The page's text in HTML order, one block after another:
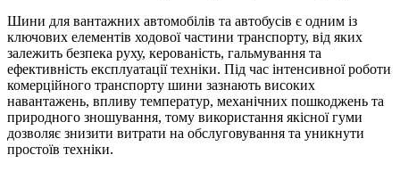
Шини для вантажних автомобілів та автобусів є одним із
ключових елементів ходової частини транспорту, від яких
залежить безпека руху, керованість, гальмування та
ефективність експлуатації техніки. Під час інтенсивної роботи
комерційного транспорту шини зазнають високих
навантажень, впливу температур, механічних пошкоджень та
природного зношування, тому використання якісної гуми
дозволяє знизити витрати на обслуговування та уникнути
простоїв техніки.